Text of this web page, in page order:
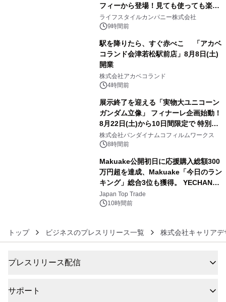
フィーから登場！見ても使っても楽し
い、ポップでキュートなコレクショ
ン。
ライフスタイルカンパニー株式会社
9時間前
駅を降りたら、すぐ赤べこ 「アカベ
コランド会津若松駅前店」8月8日(土)
開業
株式会社アカベコランド
4時間前
展示終了を迎える「実物大ユニコーン
ガンダム立像」 フィナーレ企画始動！
8月22日(土)から10日間限定で 特別映
像『UNICORN GUNDAM Statue ―
BEYOND POSSIBILITY ―』を上映！
株式会社バンダイナムコフィルムワークス
8時間前
Makuake公開初日に応援購入総額300
万円超を達成、Makuake「今日のラン
キング」総合3位も獲得。 YECHAN音
浴シンギングボウル第2弾の大型サイ
ズ（XL・2XL・3XL）を先行販売中
Japan Top Trade
10時間前
トップ ビジネスのプレスリリース一覧 株式会社キャリア
プレスリリース配信
サポート